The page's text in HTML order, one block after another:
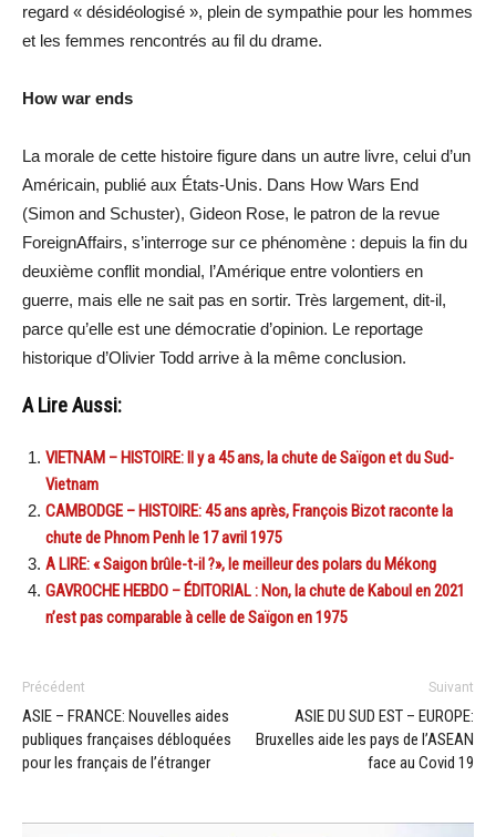
regard « désidéologisé », plein de sympathie pour les hommes
et les femmes rencontrés au fil du drame.
How war ends
La morale de cette histoire figure dans un autre livre, celui d’un
Américain, publié aux États-Unis. Dans How Wars End
(Simon and Schuster), Gideon Rose, le patron de la revue
ForeignAffairs, s’interroge sur ce phénomène : depuis la fin du
deuxième conflit mondial, l’Amérique entre volontiers en
guerre, mais elle ne sait pas en sortir. Très largement, dit-il,
parce qu’elle est une démocratie d’opinion. Le reportage
historique d’Olivier Todd arrive à la même conclusion.
A Lire Aussi:
VIETNAM – HISTOIRE: Il y a 45 ans, la chute de Saïgon et du Sud-
Vietnam
CAMBODGE – HISTOIRE: 45 ans après, François Bizot raconte la
chute de Phnom Penh le 17 avril 1975
A LIRE: « Saigon brûle-t-il ?», le meilleur des polars du Mékong
GAVROCHE HEBDO – ÉDITORIAL : Non, la chute de Kaboul en 2021
n’est pas comparable à celle de Saïgon en 1975
Précédent
ASIE – FRANCE: Nouvelles aides
publiques françaises débloquées
pour les français de l’étranger
Suivant
ASIE DU SUD EST – EUROPE:
Bruxelles aide les pays de l’ASEAN
face au Covid 19